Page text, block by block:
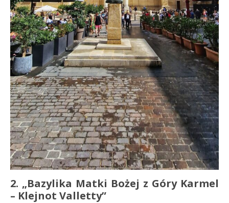
2. „Bazylika Matki Bożej z Góry Karmel
– Klejnot Valletty”